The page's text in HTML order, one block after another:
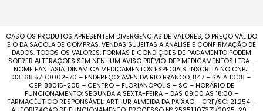
CASO OS PRODUTOS APRESENTEM DIVERGÊNCIAS DE VALORES, O PREÇO VÁLIDO
É O DA SACOLA DE COMPRAS. VENDAS SUJEITAS A ANÁLISE E CONFIRMAÇÃO DE
DADOS. TODOS OS VALORES, FORMAS E CONDIÇÕES DE PAGAMENTO PODEM
SOFRER ALTERAÇÕES SEM NENHUM AVISO PRÉVIO. DFP MEDICAMENTOS LTDA –
NOME FANTASIA: DINAMICA MEDICAMENTOS ESPECIAIS. INSCRITA NO CNPJ:
33.168.571/0002-70 – ENDEREÇO: AVENIDA RIO BRANCO, 847 – SALA 1008 –
CEP: 88015-205 – CENTRO – FLORIANÓPOLIS – SC – HORÁRIO DE
FUNCIONAMENTO: SEGUNDA A SEXTA-FEIRA – DAS 09:00 AS 18:00 –
FARMACÊUTICO RESPONSÁVEL: ARTHUR ALMEIDA DA PAIXÃO – CRF/SC: 21.254 –